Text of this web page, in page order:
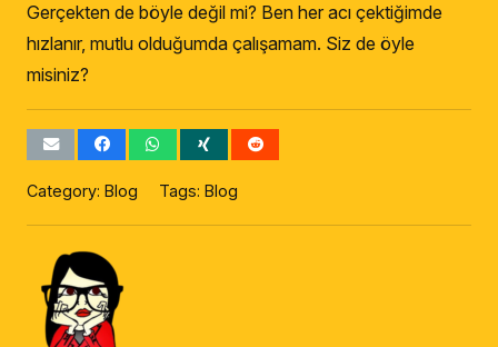
Gerçekten de böyle değil mi? Ben her acı çektiğimde
hızlanır, mutlu olduğumda çalışamam. Siz de öyle
misiniz?
Category: Blog Tags:Blog